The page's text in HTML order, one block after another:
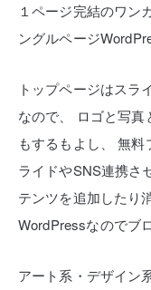
１ページ完結のワン
ングルページ
トップページはスラ
なので、
ロゴと写真
もするもよし、
無料
ライドやSNS連携さ
テンツを追加したり
WordPressなのでブ
アート系・デザイン